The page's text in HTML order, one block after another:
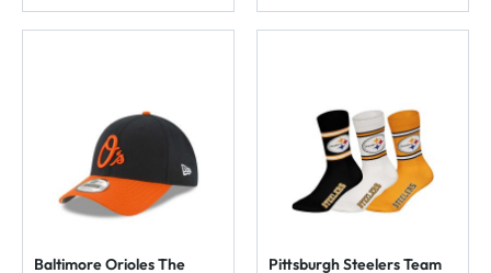
Baltimore Orioles The Pittsburgh Steelers Team